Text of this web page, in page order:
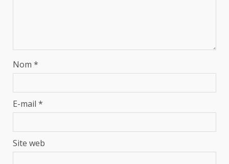
Nom *
E-mail *
Site web